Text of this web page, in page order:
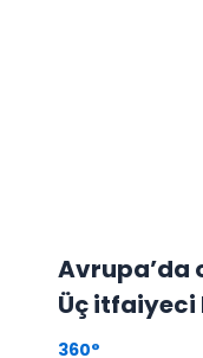
Avrupa’da
Üç itfaiyeci
360°